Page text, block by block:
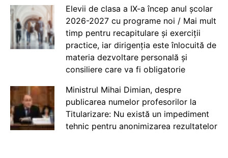
Elevii de clasa a IX-a încep anul școlar
2026-2027 cu programe noi / Mai mult
timp pentru recapitulare și exerciții
practice, iar dirigenția este înlocuită de
materia dezvoltare personală și
consiliere care va fi obligatorie
Ministrul Mihai Dimian, despre
publicarea numelor profesorilor la
Titularizare: Nu există un impediment
tehnic pentru anonimizarea rezultatelor